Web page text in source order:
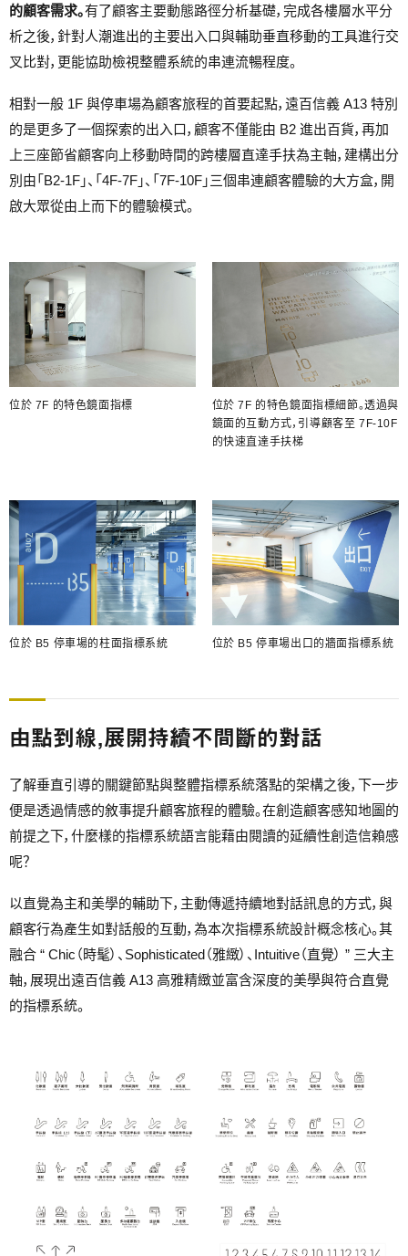
的顧客需求。有了顧客主要動態路徑分析基礎，完成各樓層水平分
析之後，針對人潮進出的主要出入口與輔助垂直移動的工具進行交
叉比對，更能協助檢視整體系統的串連流暢程度。
相對一般 1F 與停車場為顧客旅程的首要起點，遠百信義 A13 特別
的是更多了一個探索的出入口，顧客不僅能由 B2 進出百貨，再加
上三座節省顧客向上移動時間的跨樓層直達手扶為主軸，建構出分
別由「B2-1F」、「4F-7F」、「7F-10F」三個串連顧客體驗的大方盒，開
啟大眾從由上而下的體驗模式。
位於 7F 的特色鏡面指標
位於 7F 的特色鏡面指標細節。透過與
鏡面的互動方式，引導顧客至 7F-10F
的快速直達手扶梯
位於 B5 停車場的柱面指標系統 位於 B5 停車場出口的牆面指標系統
由點到線，展開持續不間斷的對話
了解垂直引導的關鍵節點與整體指標系統落點的架構之後，下一步
便是透過情感的敘事提升顧客旅程的體驗。在創造顧客感知地圖的
前提之下，什麼樣的指標系統語言能藉由閱讀的延續性創造信賴感
呢？
以直覺為主和美學的輔助下，主動傳遞持續地對話訊息的方式，與
顧客行為產生如對話般的互動，為本次指標系統設計概念核心。其
融合 “ Chic（時髦）、Sophisticated（雅緻）、Intuitive（直覺） ” 三大主
軸，展現出遠百信義 A13 高雅精緻並富含深度的美學與符合直覺
的指標系統。